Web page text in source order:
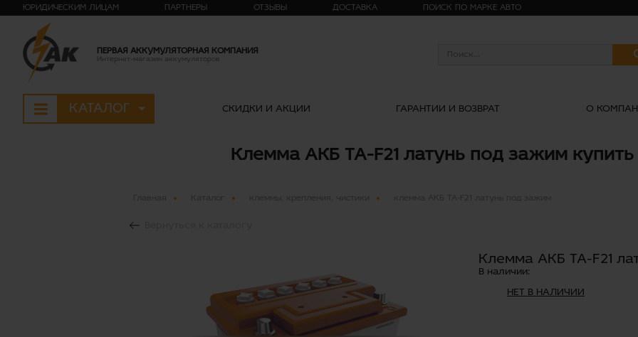
ЮРИДИЧЕСКИМ ЛИЦАМ ПАРТНЕРЫ ОТЗЫВЫ ДОСТАВКА ПОИСК ПО МАРКЕ АВТО
ПЕРВАЯ АККУМУЛЯТОРНАЯ КОМПАНИЯ
Интернет-магазин аккумуляторов
КАТАЛОГ СКИДКИ И АКЦИИ ГАРАНТИИ И ВОЗВРАТ О
Клемма АКБ TA-F21 латунь под зажим купить
Главная клеммы, крепления, чистики клемма АКБ TA-F21 латунь под зажим
Клемма АКБ TA-F21
В наличии:
НЕТ В НАЛИЧИИ